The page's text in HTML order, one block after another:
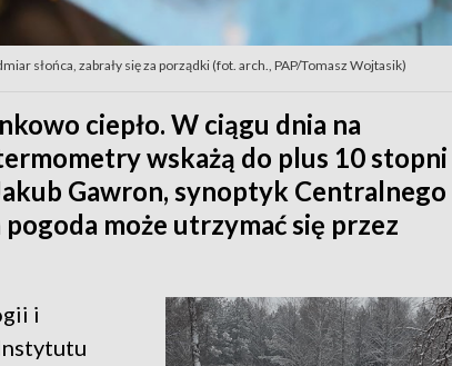
słońca, zabrały się za porządki (fot. arch., PAP/Tomasz Wojtasik)
ciepło. W ciągu dnia na
wskażą do plus 10 stopni
Gawron, synoptyk Centralnego
może utrzymać się przez
i